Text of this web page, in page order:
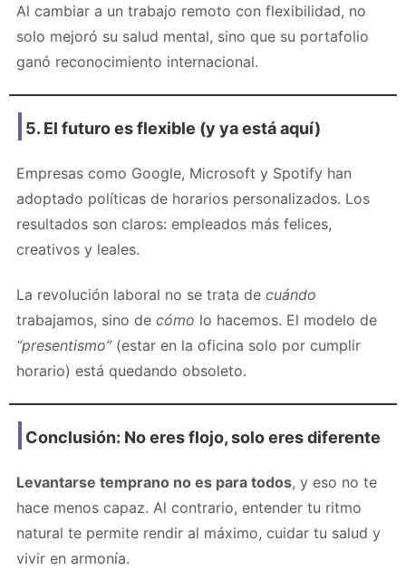
Al cambiar a un trabajo remoto con flexibilidad, no
solo mejoró su salud mental, sino que su portafolio
ganó reconocimiento internacional.
5. El futuro es flexible (y ya está aquí)
Empresas como Google, Microsoft y Spotify han
adoptado políticas de horarios personalizados. Los
resultados son claros: empleados más felices,
creativos y leales.
La revolución laboral no se trata de cuándo
trabajamos, sino de cómo lo hacemos. El modelo de
“presentismo”(estar en la oficina solo por cumplir
horario) está quedando obsoleto.
Conclusión: No eres flojo, solo eres diferente
Levantarse temprano no es para todos, y eso no te
hace menos capaz. Al contrario, entender tu ritmo
natural te permite rendir al máximo, cuidar tu salud y
vivir en armonía.